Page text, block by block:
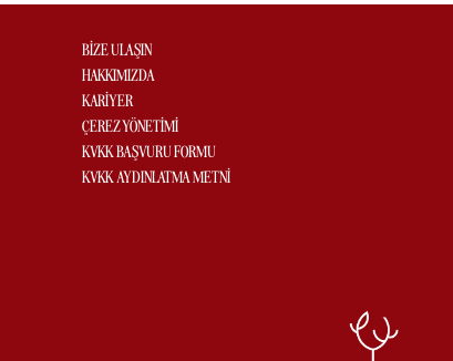
BİZE ULAŞIN
HAKKIMIZDA
KARİYER
ÇEREZ YÖNETİMİ
KVKK BAŞVURU FORMU
KVKK AYDINLATMA METNİ